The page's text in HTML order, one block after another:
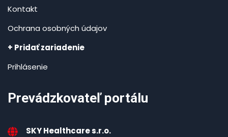
Kontakt
Ochrana osobných údajov
+ Pridať zariadenie
Prihlásenie
Prevádzkovateľ portálu
SKY Healthcare s.r.o.